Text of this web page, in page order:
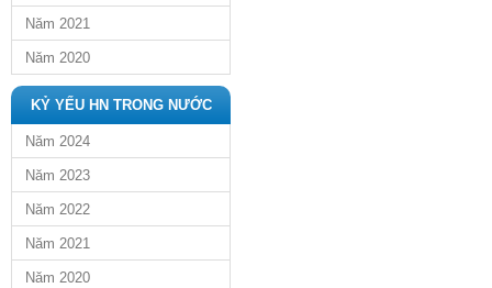
Năm 2021
Năm 2020
KỶ YẾU HN TRONG NƯỚC
Năm 2024
Năm 2023
Năm 2022
Năm 2021
Năm 2020